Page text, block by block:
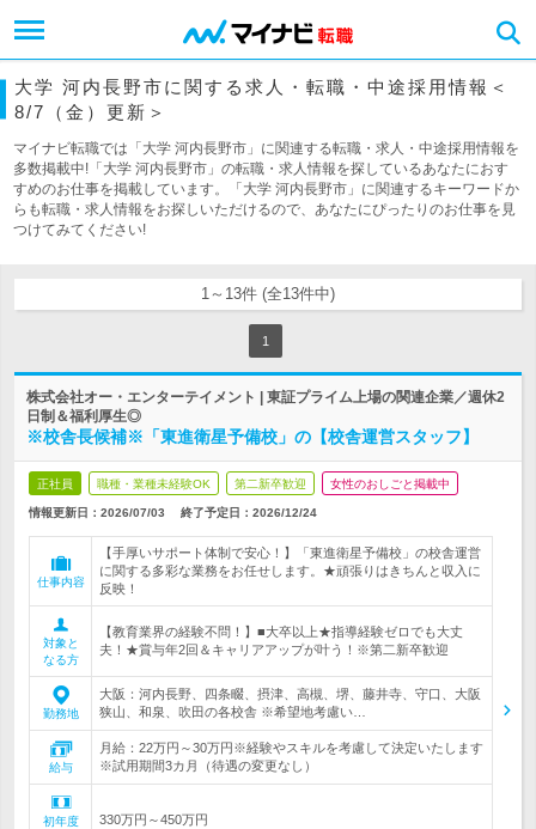
大学 河内長野市に関する求人・転職・中途採用情報＜
8/7（金）更新＞
マイナビ転職では「大学 河内長野市」に関連する転職・求人・中途採用情報を
多数掲載中!「大学 河内長野市」の転職・求人情報を探しているあなたにおす
すめのお仕事を掲載しています。「大学 河内長野市」に関連するキーワードか
らも転職・求人情報をお探しいただけるので、あなたにぴったりのお仕事を見
つけてみてください!
1～13件 (全13件中)
1
株式会社オー・エンターテイメント | 東証プライム上場の関連企業／週休2
日制＆福利厚生◎
※校舎長候補※「東進衛星予備校」の【校舎運営スタッフ】
正社員 職種・業種未経験OK 第二新卒歓迎 女性のおしごと掲載中
情報更新日：2026/07/03 終了予定日： 2026/12/24
仕事内容
【手厚いサポート体制で安心！】「東進衛星予備校」の校舎運営
に関する多彩な業務をお任せします。★頑張りはきちんと収入に
反映！
対象と
なる方
【教育業界の経験不問！】■大卒以上★指導経験ゼロでも大丈
夫！★賞与年2回＆キャリアアップが叶う！※第二新卒歓迎
勤務地
大阪：河内長野、四条畷、摂津、高槻、堺、藤井寺、守口、大阪
狭山、和泉、吹田の各校舎 ※希望地考慮い…
給与
月給：22万円～30万円※経験やスキルを考慮して決定いたします
※試用期間3カ月（待遇の変更なし）
初年度
330万円～450万円